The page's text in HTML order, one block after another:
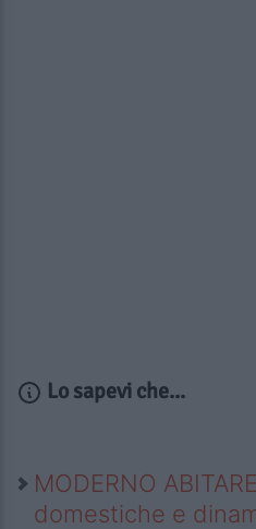
Lo sapevi che...
MODERNO
domestiche e